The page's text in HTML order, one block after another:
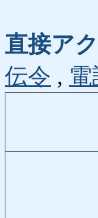
直接ア
伝令 ,